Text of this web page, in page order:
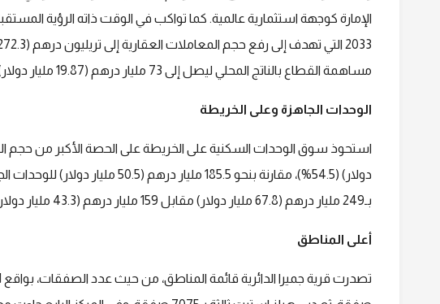
الإمارة كوجهة استثمارية عالمية. كما تواكب في الوقت ذاته الرؤية
مساهمة القطاع بالناتج المحلي ليصل إلى 73 مليار درهم (19.87 مليار دولار)، وزيادة معدل ملكية المساكن إلى 22%».
الوحدات الجاهزة وعلى الخريطة
دولار) (54.5%)، مقارنة بنحو 185.5 مليار درهم (50.5 مليار دولار) للوحدات الجاهزة (45.5%). وتصدرت
بـ249 مليار درهم (67.8 مليار دولار) مقابل 159 مليار درهم (43.3 مليار دولار) للفلل والتاونهاوس.
أعلى المناطق